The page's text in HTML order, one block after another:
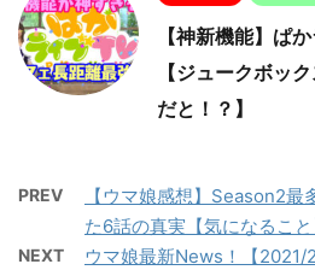
【神新機能】ぱ
【ジュークボッ
だと！？】
PREV
【ウマ娘感想】Season2
た6話の真実【気になること
NEXT ウマ娘最新News！【2021/